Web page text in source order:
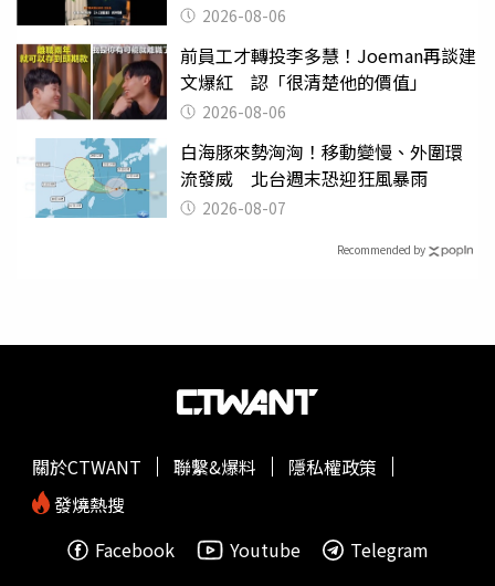
2026-08-06
前員工才轉投李多慧！Joeman再談建
文爆紅 認「很清楚他的價值」
2026-08-06
白海豚來勢洶洶！移動變慢、外圍環
流發威 北台週末恐迎狂風暴雨
2026-08-07
Recommended by
關於CTWANT 聯繫&爆料
隱私權政策
發燒熱搜
Facebook
Youtube Telegram